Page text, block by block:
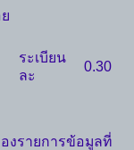
ระเบียน
ละ
0.30
งรายการข้อมูลที่